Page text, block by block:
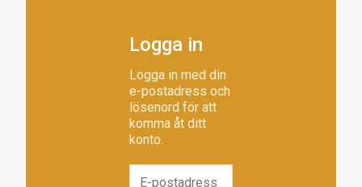
Logga in
Logga in med din
e-postadress och
lösenord för att
komma åt ditt
konto.